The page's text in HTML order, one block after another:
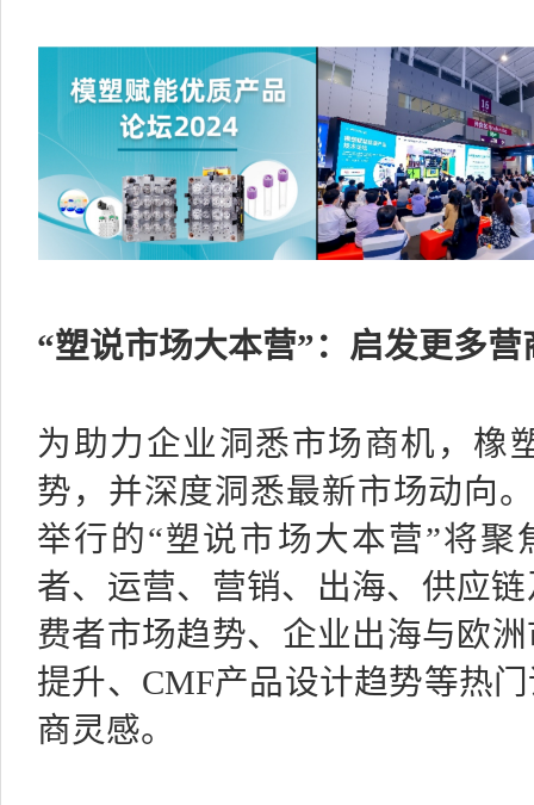
“塑说市场大本营”：启发更多营
为助力企业洞悉市场商机，橡
势，并深度洞悉最新市场动向
举行的“塑说市场大本营”将
者、运营、营销、出海、供应
费者市场趋势、企业出海与欧
提升、CMF产品设计趋势等热
商灵感。